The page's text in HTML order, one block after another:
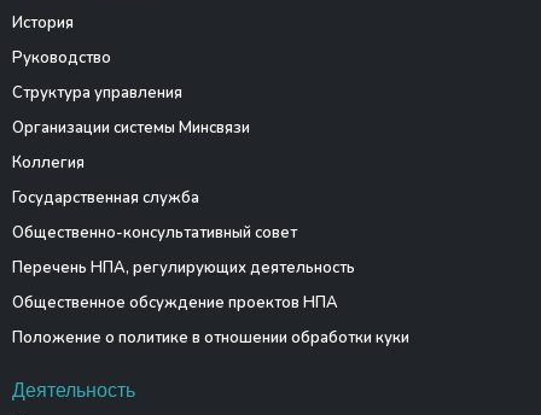
История
Руководство
Структура управления
Организации системы Минсвязи
Коллегия
Государственная служба
Общественно-консультативный совет
Перечень НПА, регулирующих деятельность
Общественное обсуждение проектов НПА
Положение о политике в отношении обработки куки
Деятельность